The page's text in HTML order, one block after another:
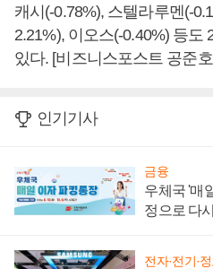
캐시(-0.78%), 스텔라루멘(-
2.21%), 이오스(-0.40%) 등도
있다. [비즈니스포스트 공준
인기기사
금융
우체국 '매
정으로 다
전자·전기·